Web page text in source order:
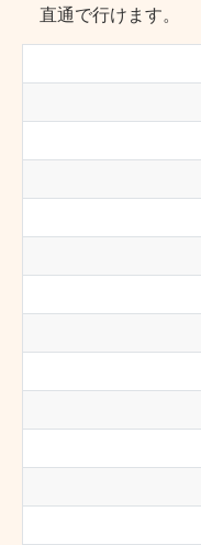
直通で行けます。